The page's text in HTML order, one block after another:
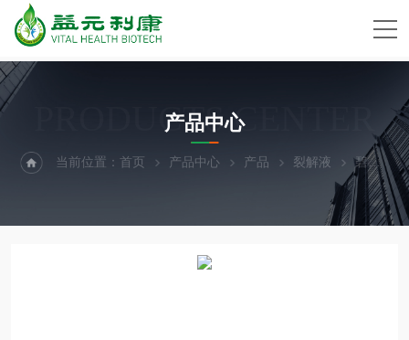
PRODUCTS CENTER
产品中心
当前位置：首页 产品中心 产品 裂解液 碧云天红细胞裂解液